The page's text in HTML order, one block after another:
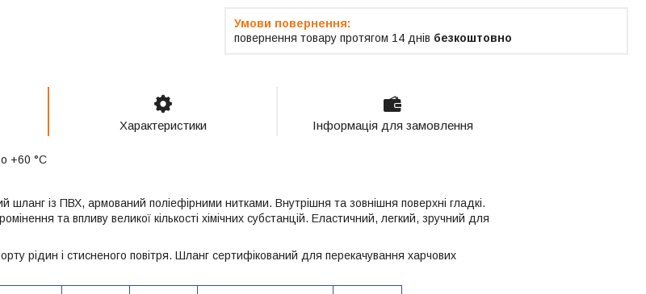
повернення товару протягом 14 днів безкоштовно
Характеристики Інформація для замовлення
+60 °C
шланг із ПВХ, армований поліефірними нитками. Внутрішня та зовнішня поверхні гладкі.
та впливу великої кількості хімічних субстанцій. Еластичний, легкий, зручний для
рідин і стисненого повітря. Шланг сертифікований для перекачування харчових